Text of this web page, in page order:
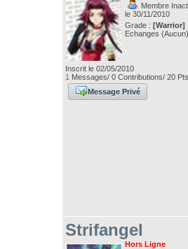
Membre
le 30/11/2010
Grade :[Warrior]
Echanges
Inscrit le 02/05/2010
1 Messages/ 0 Contributions/ 20
Message Privé
Strifangel
Hors Ligne